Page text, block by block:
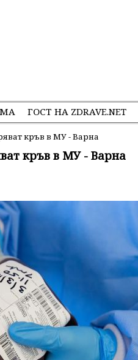
ГОСТ НА ZDRAVE.NET
кръв в МУ - Варна
кръв в МУ - Варна